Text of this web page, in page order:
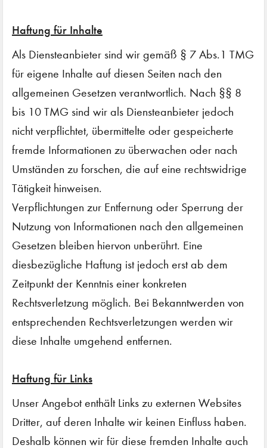
Haftung für Inhalte
Als Diensteanbieter sind wir gemäß § 7 Abs.1 TMG
für eigene Inhalte auf diesen Seiten nach den
allgemeinen Gesetzen verantwortlich. Nach §§ 8
bis 10 TMG sind wir als Diensteanbieter jedoch
nicht verpflichtet, übermittelte oder gespeicherte
fremde Informationen zu überwachen oder nach
Umständen zu forschen, die auf eine rechtswidrige
Tätigkeit hinweisen.
Verpflichtungen zur Entfernung oder Sperrung der
Nutzung von Informationen nach den allgemeinen
Gesetzen bleiben hiervon unberührt. Eine
diesbezügliche Haftung ist jedoch erst ab dem
Zeitpunkt der Kenntnis einer konkreten
Rechtsverletzung möglich. Bei Bekanntwerden von
entsprechenden Rechtsverletzungen werden wir
diese Inhalte umgehend entfernen.
Haftung für Links
Unser Angebot enthält Links zu externen Websites
Dritter, auf deren Inhalte wir keinen Einfluss haben.
Deshalb können wir für diese fremden Inhalte auch